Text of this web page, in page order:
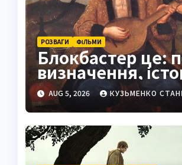
РОЗВАГИ ФІЛЬМИ
Блокбастер це:
визначення,
сучасне
AUG 5, 2026 КУЗЬМЕНКО